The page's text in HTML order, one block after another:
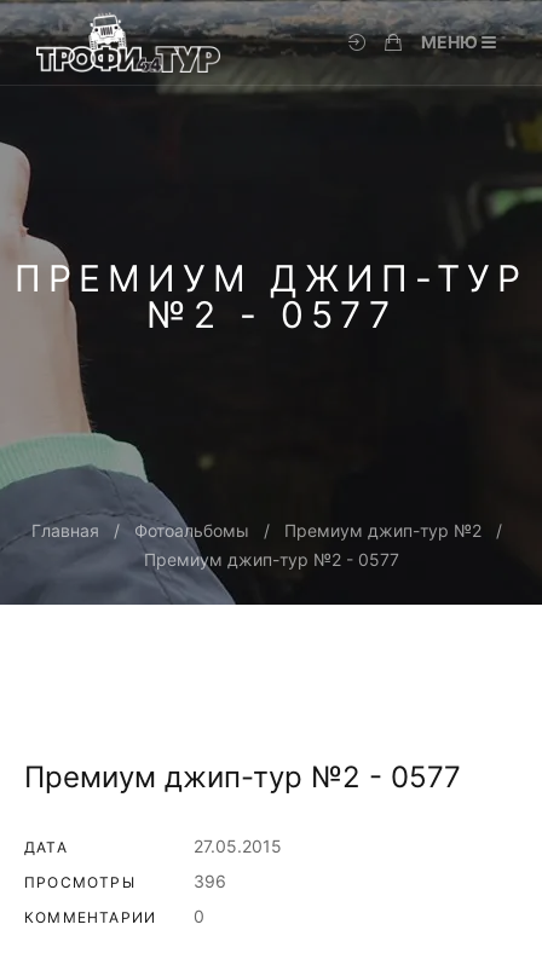
МЕНЮ
ПРЕМИУМ ДЖИП-ТУР
№2 - 0577
Главная Фотоальбомы
Премиум джип-тур №2
Премиум джип-тур №2 - 0577
Премиум джип-тур №2 - 0577
ДАТА 27.05.2015
ПРОСМОТРЫ 396
КОММЕНТАРИИ 0